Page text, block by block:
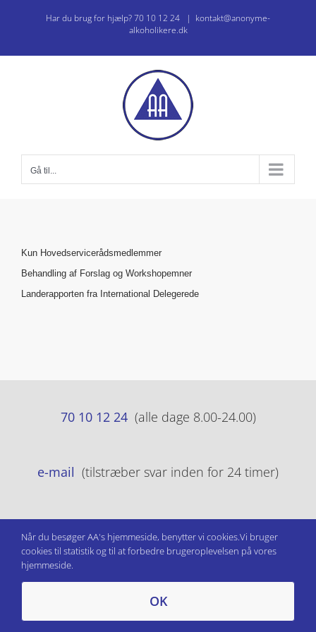
Har du brug for hjælp? 70 10 12 24 | kontakt@anonyme-
alkoholikere.dk
Gå til...
Kun Hovedservicerådsmedlemmer
Behandling af Forslag og Workshopemner
Landerapporten fra International Delegerede
70 10 12 24 (alle dage 8.00-24.00)
e-mail (tilstræber svar inden for 24 timer)
Når du besøger AA's hjemmeside, benytter vi cookies.Vi bruger
cookies til statistik og til at forbedre brugeroplevelsen på vores
hjemmeside.
OK